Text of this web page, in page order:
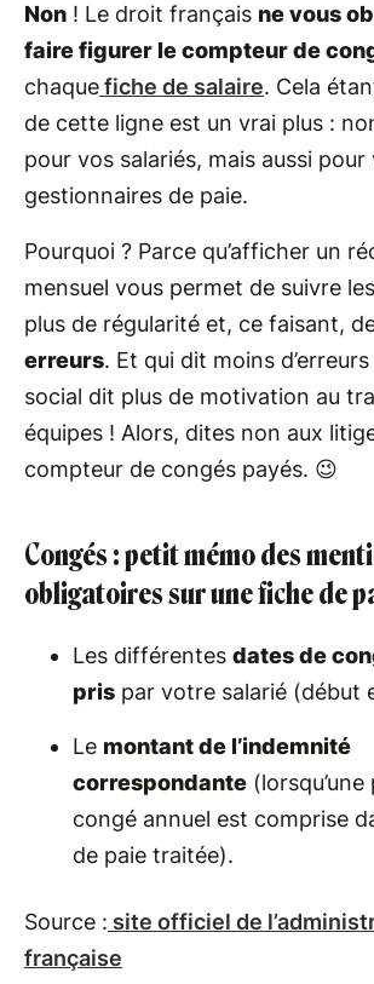
Non ! Le droit français ne vous
faire figurer le compteur de
chaquefiche de salaire. Cela
de cette ligne est un vrai plus :
pour vos salariés, mais aussi pour
gestionnaires de paie.
Pourquoi ? Parce qu’afficher un
mensuel vous permet de suivre
plus de régularité et, ce faisant,
erreurs. Et qui dit moins
social dit plus de motivation au
équipes ! Alors, dites non aux
compteur de congés payés. 😉
Congés : petit mémo des
obligatoires sur une fiche de
Les différentes dates de
pris par votre salarié (début
Le montant de l’indemnité
correspondante
congé annuel est comprise
de paie traitée).
Source : site officiel de
française